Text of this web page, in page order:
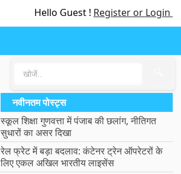
Hello Guest ! Register or Login
नवीनतम पोस्ट्स
स्कूल शिक्षा गुणवत्ता में पंजाब की छलांग, नीतिगत
सुधारों का असर दिखा
रेल फ्रेट में बड़ा बदलाव: कंटेनर ट्रेन ऑपरेटरों के
लिए एकल अखिल भारतीय लाइसेंस